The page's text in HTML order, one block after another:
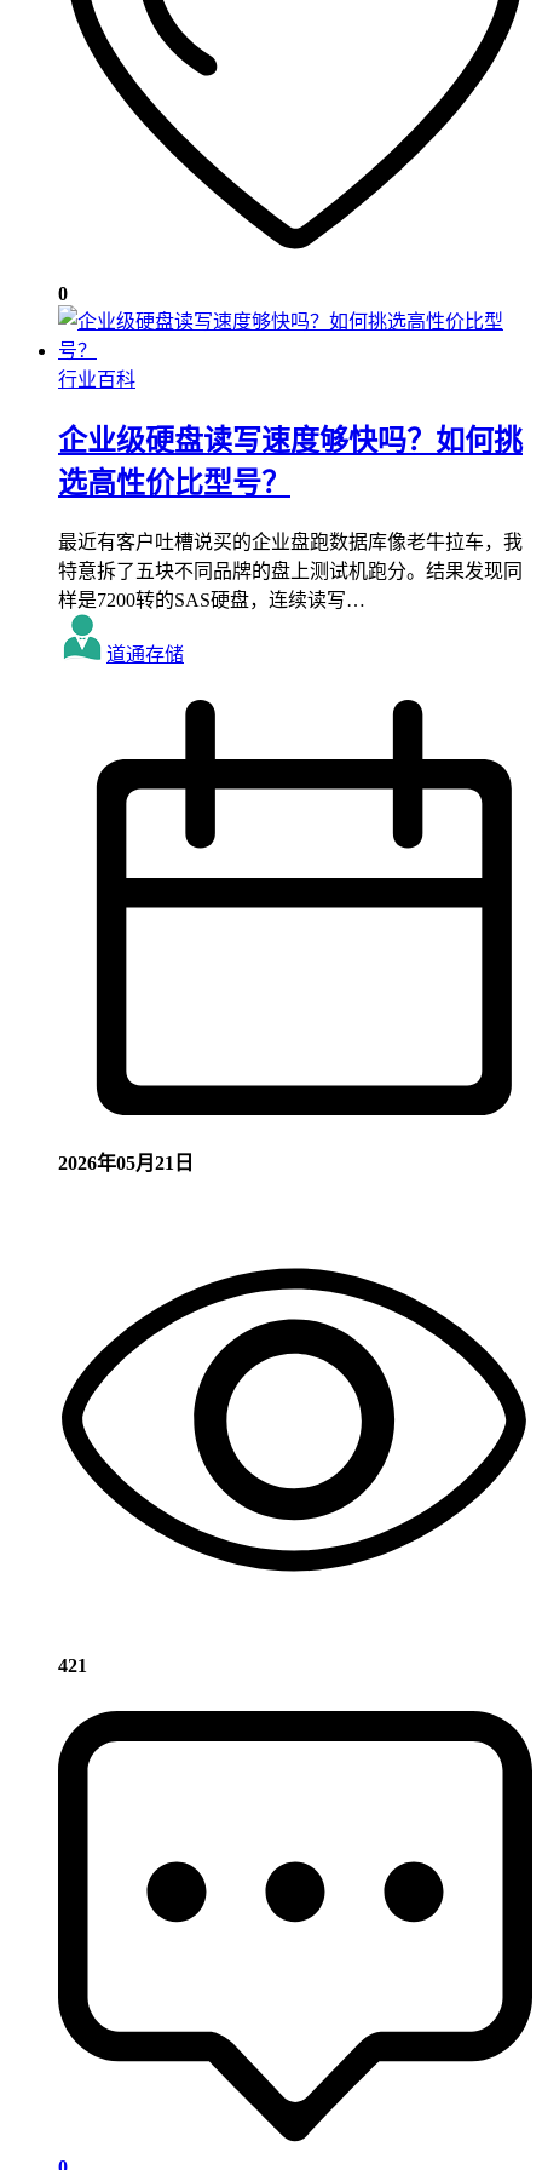
0
行业百科
企业级硬盘读写速度够快吗？如何挑
选高性价比型号？
最近有客户吐槽说买的企业盘跑数据库像老牛拉车，我
特意拆了五块不同品牌的盘上测试机跑分。结果发现同
样是7200转的SAS硬盘，连续读写…
道通存储
2026年05月21日
421